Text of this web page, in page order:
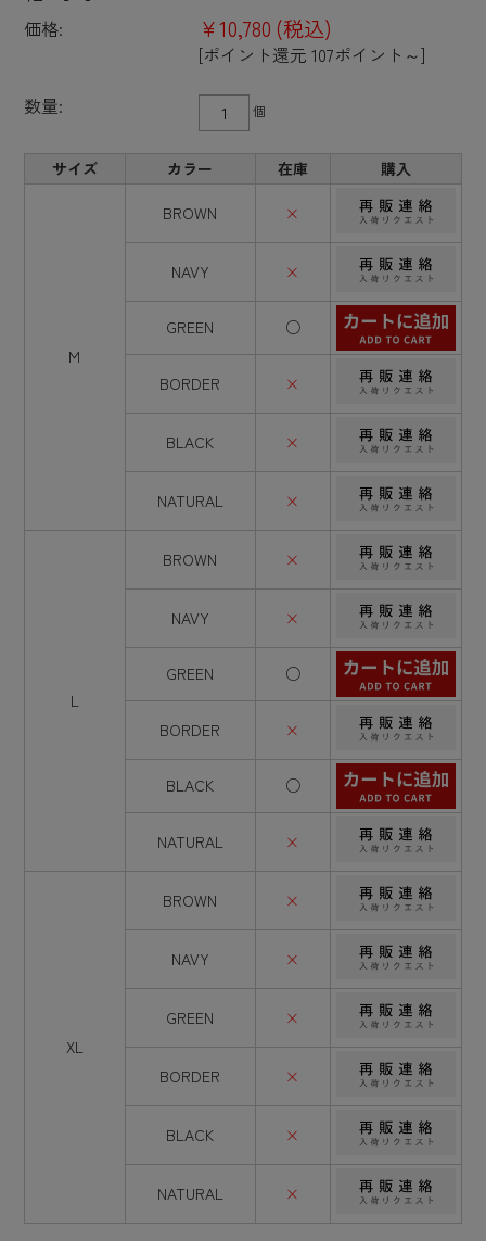
価格: ¥10,780 (税込)
[ポイント還元 107ポイント～]
数量:
個
サイズ カラー 在庫 購入
M
BROWN ×
NAVY ×
GREEN ○
BORDER ×
BLACK ×
NATURAL ×
L
BROWN ×
NAVY ×
GREEN ○
BORDER ×
BLACK ○
NATURAL ×
XL
BROWN ×
NAVY ×
GREEN ×
BORDER ×
BLACK ×
NATURAL ×